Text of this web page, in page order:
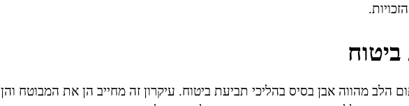
הלב מהווה אבן בסיס בהליכי תביעת ביטוח. עיקרון זה מחייב הן את המבוטח והן